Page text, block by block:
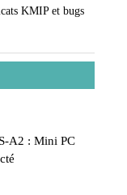
KMIP et bugs
A2 : Mini PC